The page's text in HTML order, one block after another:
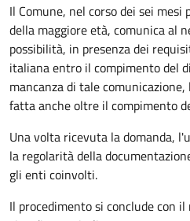
Il Comune, nel corso dei sei
della maggiore età, comunica al
possibilità, in presenza dei
italiana entro il compimento del
mancanza di tale
fatta anche oltre il compimento
Una volta ricevuta la domanda,
la regolarità della
gli enti coinvolti.
Il procedimento si conclude con